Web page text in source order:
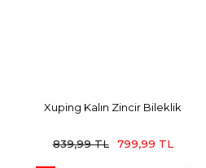
Xuping Kalın Zincir Bileklik
839,99 TL 799,99 TL